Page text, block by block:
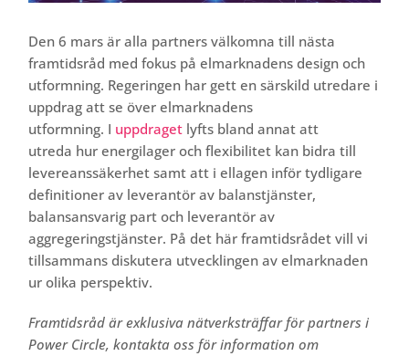
Den 6 mars är alla partners välkomna till nästa
framtidsråd med fokus på elmarknadens design och
utformning. Regeringen har gett en särskild utredare i
uppdrag att se över elmarknadens
utformning. I uppdraget lyfts bland annat att
utreda hur energilager och flexibilitet kan bidra till
levereanssäkerhet samt att i ellagen inför tydligare
definitioner av leverantör av balanstjänster,
balansansvarig part och leverantör av
aggregeringstjänster. På det här framtidsrådet vill vi
tillsammans diskutera utvecklingen av elmarknaden
ur olika perspektiv.
Framtidsråd är exklusiva nätverksträffar för partners i
Power Circle, kontakta oss för information om